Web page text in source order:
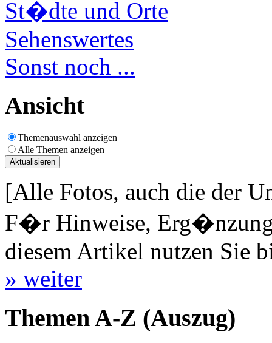
St�dte und Orte
Sehenswertes
Sonst noch ...
Ansicht
Themenauswahl anzeigen
Alle Themen anzeigen
[Alle Fotos, auch die der
F�r Hinweise,
diesem Artikel nutzen Sie
» weiter
Themen A-Z (Auszug)